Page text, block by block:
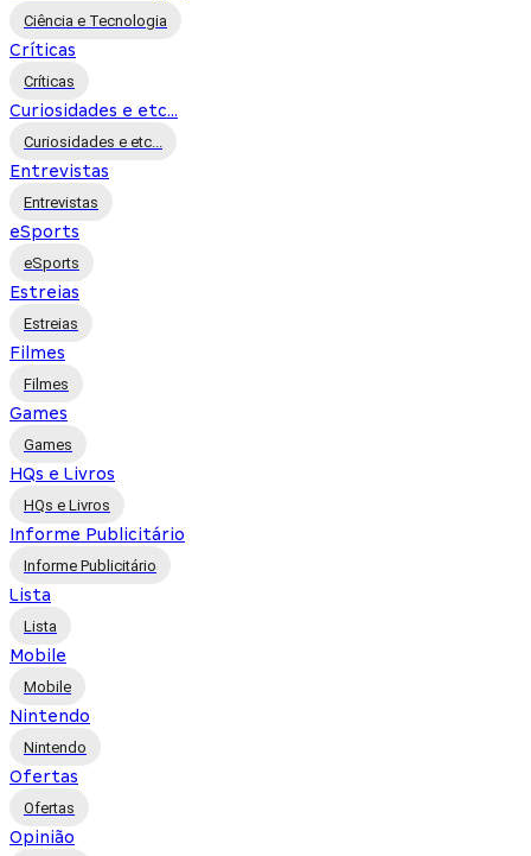
Ciência e Tecnologia
Críticas
Críticas
Curiosidades e etc...
Curiosidades e etc...
Entrevistas
Entrevistas
eSports
eSports
Estreias
Estreias
Filmes
Filmes
Games
Games
HQs e Livros
HQs e Livros
Informe Publicitário
Informe Publicitário
Lista
Lista
Mobile
Mobile
Nintendo
Nintendo
Ofertas
Ofertas
Opinião